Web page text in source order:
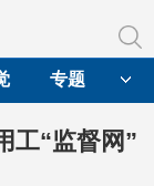
专题
工“监督网”